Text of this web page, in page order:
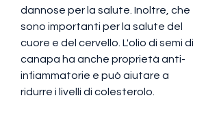
dannose per la salute. Inoltre, che
sono importanti per la salute del
cuore e del cervello. L'olio di semi di
canapa ha anche proprietà anti-
infiammatorie e può aiutare a
ridurre i livelli di colesterolo.